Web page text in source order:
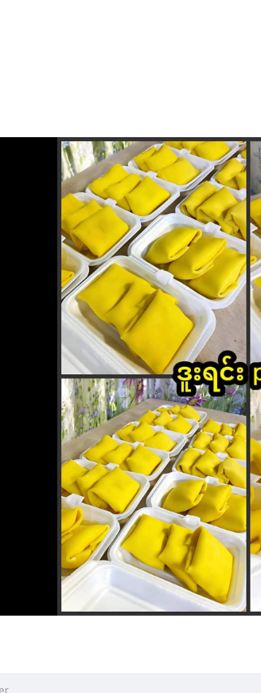
လုံးဖောက်ထည့်
နေအောင်လက်နဲ့ မွှေပေးမယ် ။ပီးရင် ရလာတဲ့မု
ည်ကို ရေခဲသေတ္တာထဲ ထည့်မယ် အပေါ်ကအသာ
နာရီဝက်လောက်ထည့်ထားမယ်
ားပါတယ်ဆိုရုံထည့်မယ် အချိုကြိုက်ရင်ပိုထည့်ပေ
းလေးပဲထားမယ် ပူရုံလောက်ပဲ ရိုးရိုးဒယ်
ြားလေးဖြစ်အောင် သုတ်ပေးမယ် အဝိုင်းလေးပေါ့
ပီးအိအိ လေးဖြစ်သွားတဲ့
န်းကန်ထဲထည့်မယ်
ြားအိအိလေးထဲကို ခုနက whipping cream
ည်နဲ့ ခေါက်မယ်...
းအဝိုင်းလဲကြီးမယ်